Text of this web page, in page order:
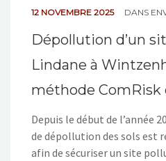
12 NOVEMBRE 2025 DANS
Dépollution d’un
Lindane à
méthode ComRisk
Depuis le début de l’année
de dépollution des sols est
afin de sécuriser un site